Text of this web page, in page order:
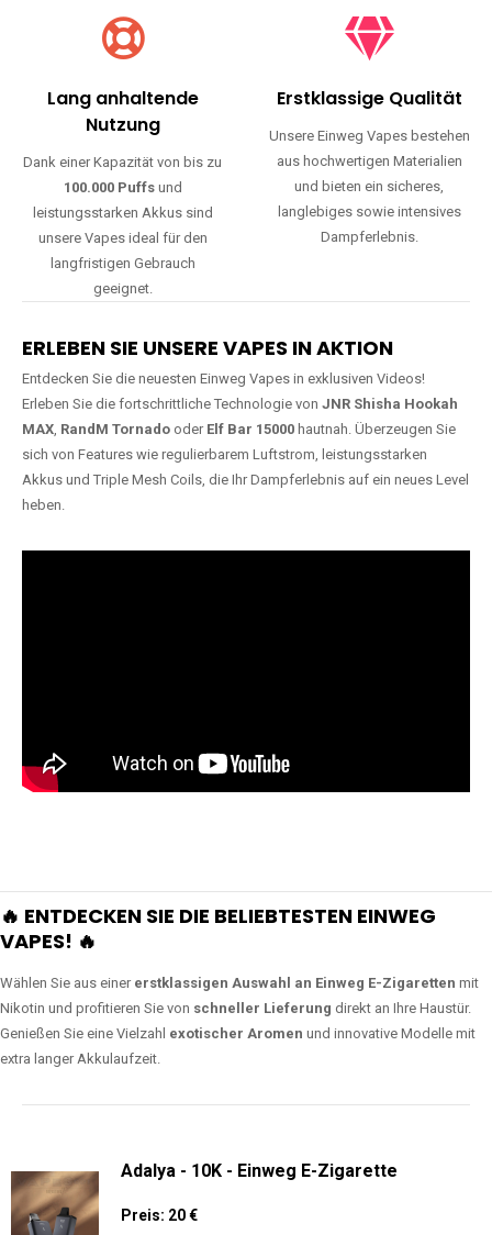
Lang anhaltende
Nutzung
Dank einer Kapazität von bis zu
100.000 Puffsund
leistungsstarken Akkus sind
unsere Vapes ideal für den
langfristigen Gebrauch
geeignet.
Erstklassige Qualität
Unsere Einweg Vapes bestehen
aus hochwertigen Materialien
und bieten ein sicheres,
langlebiges sowie intensives
Dampferlebnis.
ERLEBEN SIE UNSERE VAPES IN AKTION
Entdecken Sie die neuesten Einweg Vapes in exklusiven Videos!
Erleben Sie die fortschrittliche Technologie von JNR Shisha Hookah
MAX, RandM Tornado oder Elf Bar 15000 hautnah. Überzeugen Sie
sich von Features wie regulierbarem Luftstrom, leistungsstarken
Akkus und Triple Mesh Coils, die Ihr Dampferlebnis auf ein neues Level
heben.
🔥 ENTDECKEN SIE DIE BELIEBTESTEN EINWEG
VAPES! 🔥
Wählen Sie aus einer erstklassigen Auswahl an Einweg E-Zigaretten mit
Nikotin und profitieren Sie von schneller Lieferung direkt an Ihre Haustür.
Genießen Sie eine Vielzahl exotischer Aromen und innovative Modelle mit
extra langer Akkulaufzeit.
Adalya - 10K - Einweg E-Zigarette
Preis: 20 €